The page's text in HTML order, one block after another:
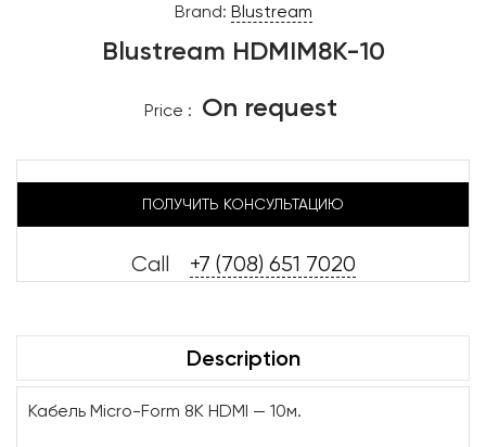
Brand: Blustream
Blustream HDMIM8K-10
Price : On request
ПОЛУЧИТЬ КОНСУЛЬТАЦИЮ
Call +7 (708) 651 7020
Description
Кабель Micro-Form 8K HDMI — 10м.